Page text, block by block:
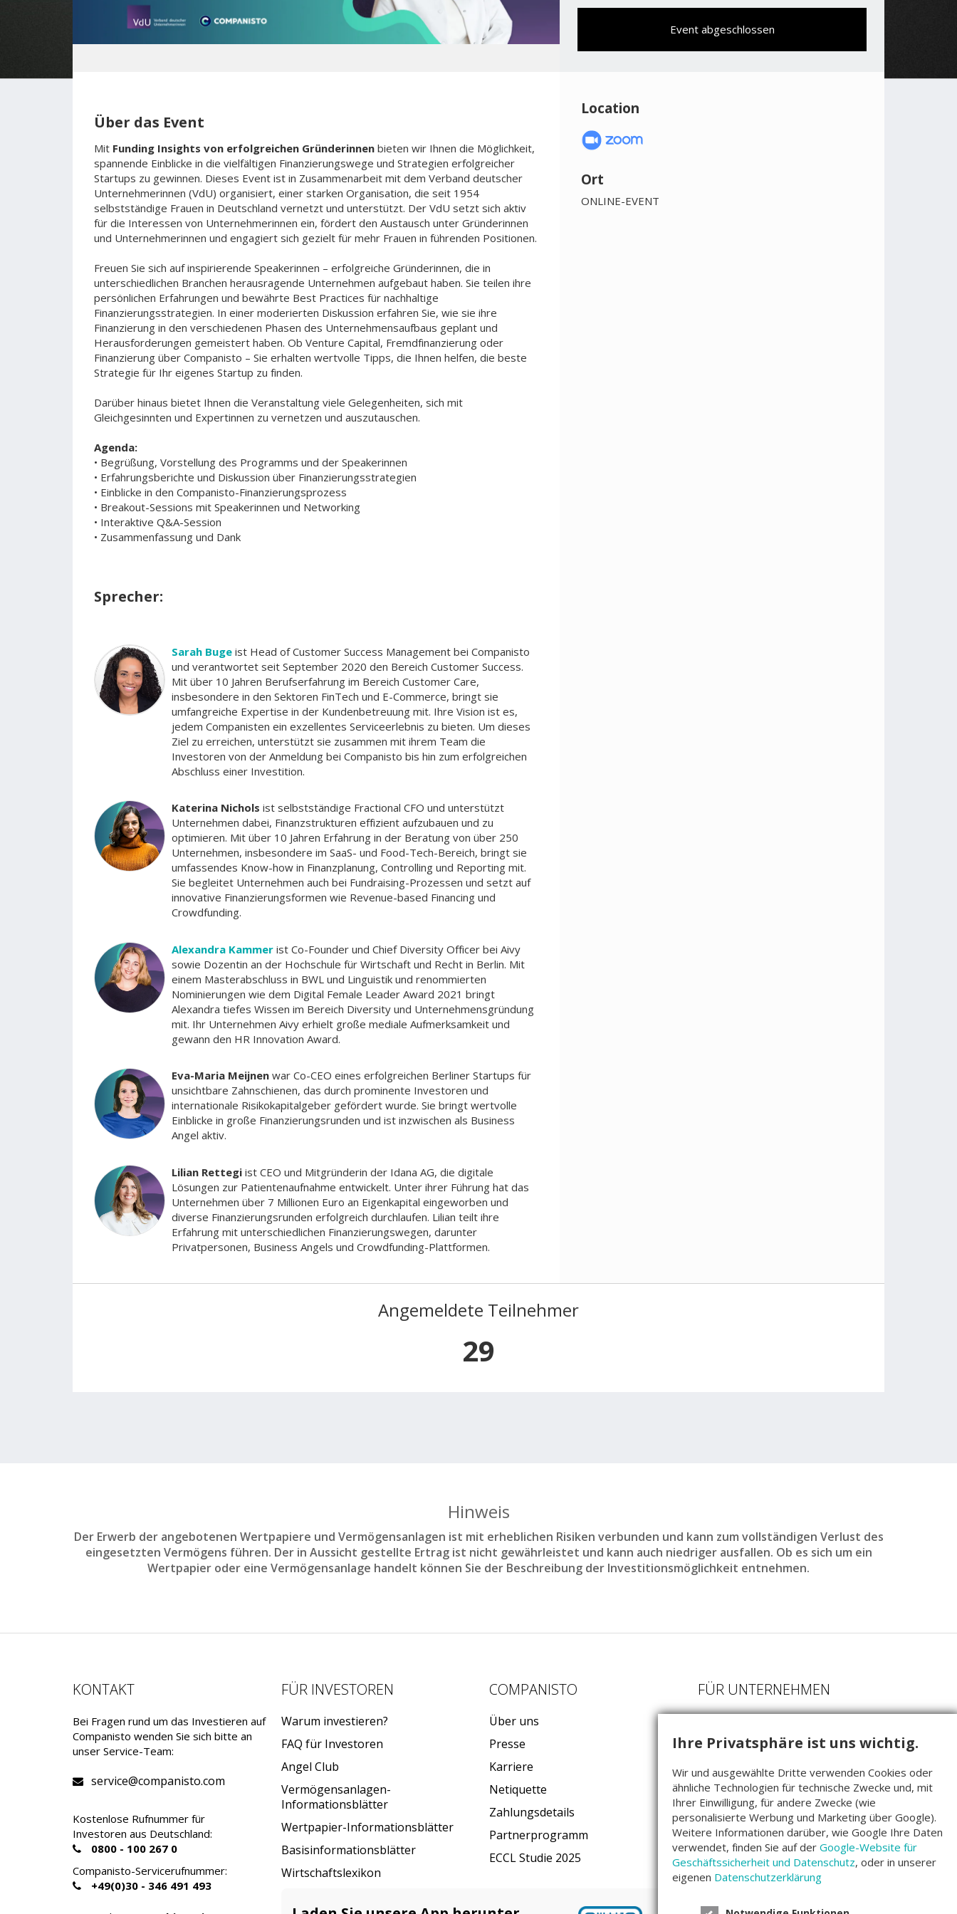
Event abgeschlossen
Über das Event
Mit Funding Insights von erfolgreichen Gründerinnen bieten wir Ihnen die Möglichkeit,
spannende Einblicke in die vielfältigen Finanzierungswege und Strategien erfolgreicher
Startups zu gewinnen. Dieses Event ist in Zusammenarbeit mit dem Verband deutscher
Unternehmerinnen (VdU) organisiert, einer starken Organisation, die seit 1954
selbstständige Frauen in Deutschland vernetzt und unterstützt. Der VdU setzt sich aktiv
für die Interessen von Unternehmerinnen ein, fördert den Austausch unter Gründerinnen
und Unternehmerinnen und engagiert sich gezielt für mehr Frauen in führenden Positionen.
Freuen Sie sich auf inspirierende Speakerinnen – erfolgreiche Gründerinnen, die in
unterschiedlichen Branchen herausragende Unternehmen aufgebaut haben. Sie teilen ihre
persönlichen Erfahrungen und bewährte Best Practices für nachhaltige
Finanzierungsstrategien. In einer moderierten Diskussion erfahren Sie, wie sie ihre
Finanzierung in den verschiedenen Phasen des Unternehmensaufbaus geplant und
Herausforderungen gemeistert haben. Ob Venture Capital, Fremdfinanzierung oder
Finanzierung über Companisto – Sie erhalten wertvolle Tipps, die Ihnen helfen, die beste
Strategie für Ihr eigenes Startup zu finden.
Darüber hinaus bietet Ihnen die Veranstaltung viele Gelegenheiten, sich mit
Gleichgesinnten und Expertinnen zu vernetzen und auszutauschen.
Agenda:
• Begrüßung, Vorstellung des Programms und der Speakerinnen
• Erfahrungsberichte und Diskussion über Finanzierungsstrategien
• Einblicke in den Companisto-Finanzierungsprozess
• Breakout-Sessions mit Speakerinnen und Networking
• Interaktive Q&A-Session
• Zusammenfassung und Dank
Sprecher:
Sarah Buge ist Head of Customer Success Management bei Companisto
und verantwortet seit September 2020 den Bereich Customer Success.
Mit über 10 Jahren Berufserfahrung im Bereich Customer Care,
insbesondere in den Sektoren FinTech und E-Commerce, bringt sie
umfangreiche Expertise in der Kundenbetreuung mit. Ihre Vision ist es,
jedem Companisten ein exzellentes Serviceerlebnis zu bieten. Um dieses
Ziel zu erreichen, unterstützt sie zusammen mit ihrem Team die
Investoren von der Anmeldung bei Companisto bis hin zum erfolgreichen
Abschluss einer Investition.
Katerina Nichols ist selbstständige Fractional CFO und unterstützt
Unternehmen dabei, Finanzstrukturen effizient aufzubauen und zu
optimieren. Mit über 10 Jahren Erfahrung in der Beratung von über 250
Unternehmen, insbesondere im SaaS- und Food-Tech-Bereich, bringt sie
umfassendes Know-how in Finanzplanung, Controlling und Reporting mit.
Sie begleitet Unternehmen auch bei Fundraising-Prozessen und setzt auf
innovative Finanzierungsformen wie Revenue-based Financing und
Crowdfunding.
Alexandra Kammer ist Co-Founder und Chief Diversity Officer bei Aivy
sowie Dozentin an der Hochschule für Wirtschaft und Recht in Berlin. Mit
einem Masterabschluss in BWL und Linguistik und renommierten
Nominierungen wie dem Digital Female Leader Award 2021 bringt
Alexandra tiefes Wissen im Bereich Diversity und Unternehmensgründung
mit. Ihr Unternehmen Aivy erhielt große mediale Aufmerksamkeit und
gewann den HR Innovation Award.
Eva-Maria Meijnen war Co-CEO eines erfolgreichen Berliner Startups für
unsichtbare Zahnschienen, das durch prominente Investoren und
internationale Risikokapitalgeber gefördert wurde. Sie bringt wertvolle
Einblicke in große Finanzierungsrunden und ist inzwischen als Business
Angel aktiv.
Lilian Rettegi ist CEO und Mitgründerin der Idana AG, die digitale
Lösungen zur Patientenaufnahme entwickelt. Unter ihrer Führung hat das
Unternehmen über 7 Millionen Euro an Eigenkapital eingeworben und
diverse Finanzierungsrunden erfolgreich durchlaufen. Lilian teilt ihre
Erfahrung mit unterschiedlichen Finanzierungswegen, darunter
Privatpersonen, Business Angels und Crowdfunding-Plattformen.
Location
Ort
ONLINE-EVENT
Angemeldete Teilnehmer
29
Hinweis
Der Erwerb der angebotenen Wertpapiere und Vermögensanlagen ist mit erheblichen Risiken verbunden und kann zum vollständigen Verlust des
eingesetzten Vermögens führen. Der in Aussicht gestellte Ertrag ist nicht gewährleistet und kann auch niedriger ausfallen. Ob es sich um ein
Wertpapier oder eine Vermögensanlage handelt können Sie der Beschreibung der Investitionsmöglichkeit entnehmen.
KONTAKT
Bei Fragen rund um das Investieren auf
Companisto wenden Sie sich bitte an
unser Service-Team:
service@companisto.com
Kostenlose Rufnummer für
Investoren aus Deutschland:
0800 - 100 267 0
Companisto-Servicerufnummer:
+49(0)30 - 346 491 493
FÜR INVESTOREN
Warum investieren?
FAQ für Investoren
Angel Club
Vermögensanlagen-
Informationsblätter
Wertpapier-Informationsblätter
Basisinformationsblätter
Wirtschaftslexikon
COMPANISTO
Über uns
Presse
Karriere
Netiquette
Zahlungsdetails
Partnerprogramm
ECCL Studie 2025
FÜR UNTERNEHMEN
Beteiligungsmodell
FAQ für Startups
Companisto GmbH
Köpenicker Str. 154
10997 Berlin
Ihre Privatsphäre ist uns wichtig.
Wir und ausgewählte Dritte verwenden Cookies oder
ähnliche Technologien für technische Zwecke und, mit
Ihrer Einwilligung, für andere Zwecke (wie
personalisierte Werbung und Marketing über Google).
Weitere Informationen darüber, wie Google Ihre Daten
verwendet, finden Sie auf der Google-Website für
Geschäftssicherheit und Datenschutz, oder in unserer
eigenen Datenschutzerklärung